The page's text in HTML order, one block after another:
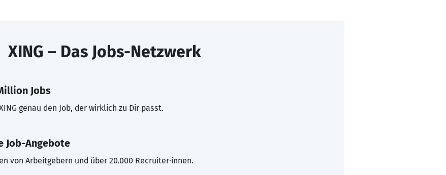
XING – Das Jobs-Netzwerk
Jobs
genau den Job, der wirklich zu Dir passt.
Job-Angebote
von Arbeitgebern und über 20.000 Recruiter·innen.